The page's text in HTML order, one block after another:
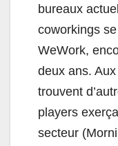
bureaux
coworkings
WeWork,
deux ans.
trouvent
players
secteur